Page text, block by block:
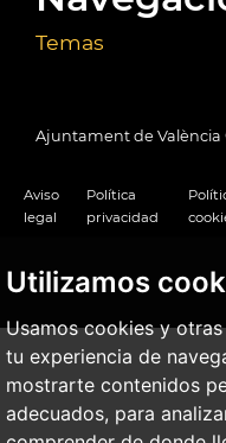
Utilizamos
Usamos cookies y
tu experiencia de
mostrarte contenidos
adecuados, para
Temas
Ajuntament de València
Aviso
legal
Política
privacidad